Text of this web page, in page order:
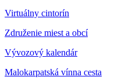
Virtuálny cintorín
Združenie miest a obcí
Vývozový kalendár
Malokarpatská vínna cesta